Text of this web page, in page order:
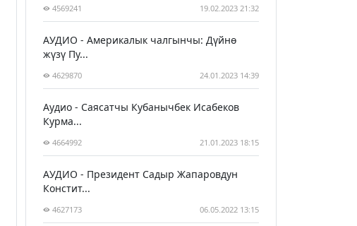
4569241 19.02.2023 21:32
АУДИО - Америкалык чалгынчы: Дүйнө
жүзү Пу...
4629870 24.01.2023 14:39
Аудио - Саясатчы Кубанычбек Исабеков
Курма...
4664992 21.01.2023 18:15
АУДИО - Президент Садыр Жапаровдун
Констит...
4627173 06.05.2022 13:15